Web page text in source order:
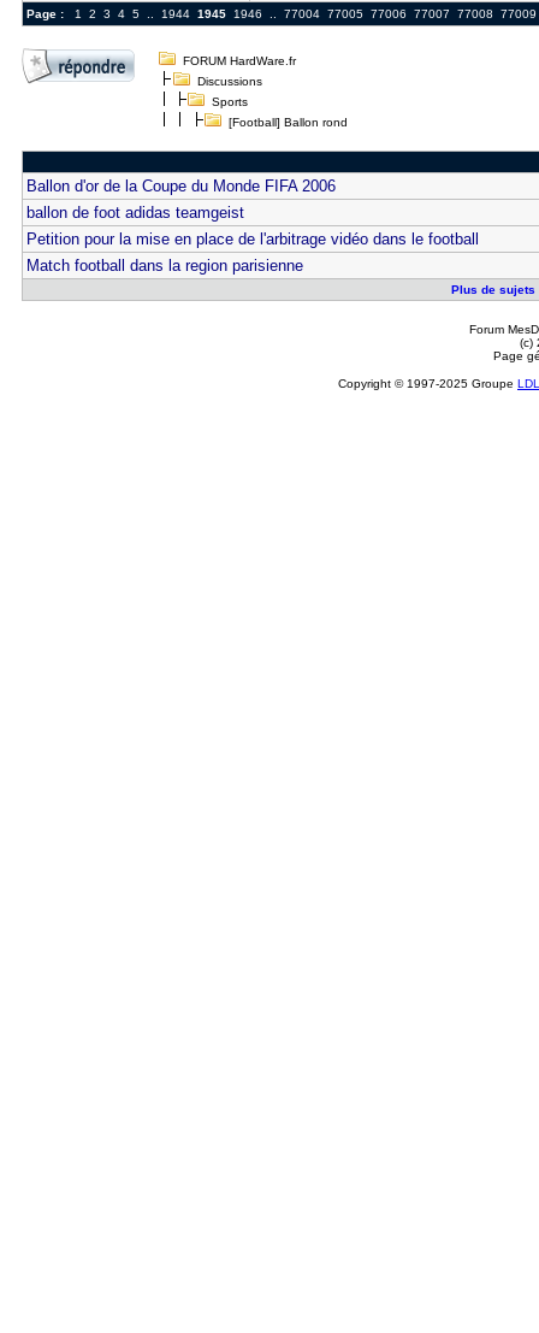
Page : 1 2 3 4 5.. 1944 1945 1946 77004 77005 77006 77007 77008 77009
FORUM HardWare.fr
Discussions
Sports
[Football] Ballon rond
Ballon d'or de la Coupe du Monde FIFA 2006
ballon de foot adidas teamgeist
Petition pour la mise en place de l'arbitrage vidéo dans le football
Match football dans la region parisienne
Plus de sujets
Forum
(c)
Page
Copyright © 1997-2025 Groupe